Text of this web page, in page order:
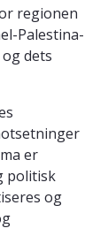
regionen
Palestina-
dets
er
politisk
og